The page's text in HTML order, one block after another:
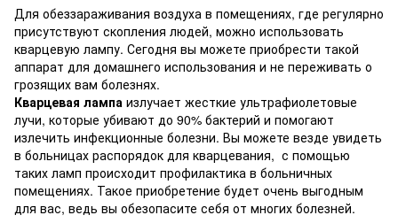
Для обеззараживания воздуха в помещениях, где регулярно
присутствуют скопления людей, можно использовать
кварцевую лампу. Сегодня вы можете приобрести такой
аппарат для домашнего использования и не переживать о
грозящих вам болезнях.
Кварцевая лампа излучает жесткие ультрафиолетовые
лучи, которые убивают до 90% бактерий и помогают
излечить инфекционные болезни. Вы можете везде увидеть
в больницах распорядок для кварцевания, с помощью
таких ламп происходит профилактика в больничных
помещениях. Такое приобретение будет очень выгодным
для вас, ведь вы обезопасите себя от многих болезней.